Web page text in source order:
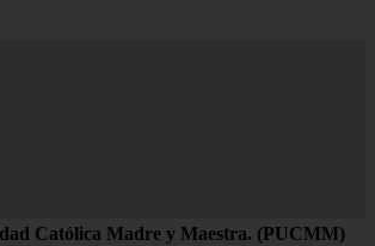
Católica Madre y Maestra. (PUCMM)